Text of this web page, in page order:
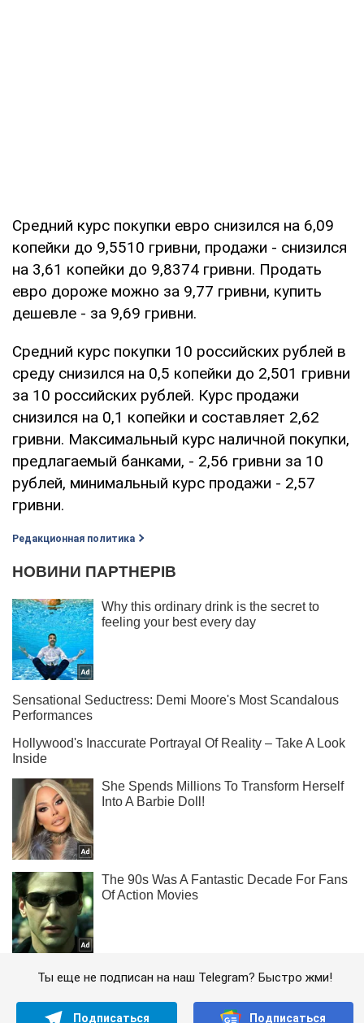
Средний курс покупки евро снизился на 6,09
копейки до 9,5510 гривни, продажи - снизился
на 3,61 копейки до 9,8374 гривни. Продать
евро дороже можно за 9,77 гривни, купить
дешевле - за 9,69 гривни.
Средний курс покупки 10 российских рублей в
среду снизился на 0,5 копейки до 2,501 гривни
за 10 российских рублей. Курс продажи
снизился на 0,1 копейки и составляет 2,62
гривни. Максимальный курс наличной покупки,
предлагаемый банками, - 2,56 гривни за 10
рублей, минимальный курс продажи - 2,57
гривни.
Редакционная политика
Ты еще не подписан на наш Telegram? Быстро жми!
Подписаться Подписаться